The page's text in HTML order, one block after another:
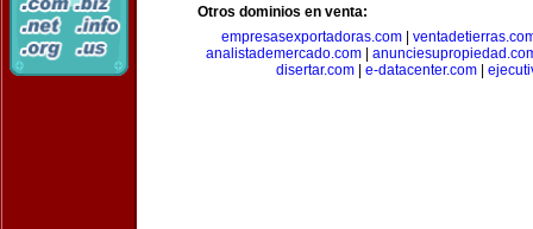
Otros dominios en venta:
empresasexportadoras.com|
analistademercado.com
disertar.com| e-datacenter.com|